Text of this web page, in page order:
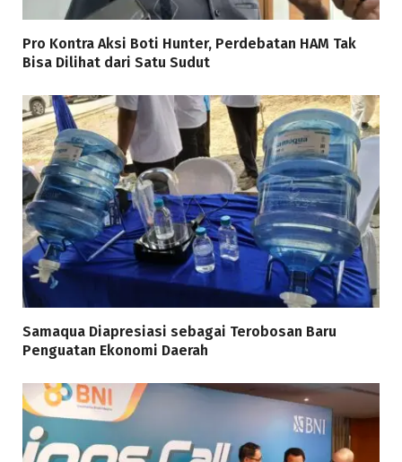
Pro Kontra Aksi Boti Hunter, Perdebatan HAM Tak
Bisa Dilihat dari Satu Sudut
Samaqua Diapresiasi sebagai Terobosan Baru
Penguatan Ekonomi Daerah